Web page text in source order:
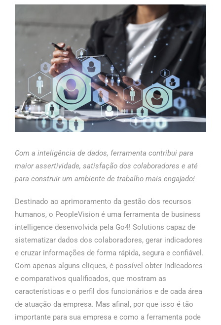
Com a inteligência de dados, ferramenta contribui para
maior assertividade, satisfação dos colaboradores e até
para construir um ambiente de trabalho mais engajado!
Destinado ao aprimoramento da gestão dos recursos
humanos, o PeopleVision é uma ferramenta de business
intelligence desenvolvida pela Go4! Solutions capaz de
sistematizar dados dos colaboradores, gerar indicadores
e cruzar informações de forma rápida, segura e confiável.
Com apenas alguns cliques, é possível obter indicadores
e comparativos qualificados, que mostram as
características e o perfil dos funcionários e de cada área
de atuação da empresa. Mas afinal, por que isso é tão
importante para sua empresa e como a ferramenta pode